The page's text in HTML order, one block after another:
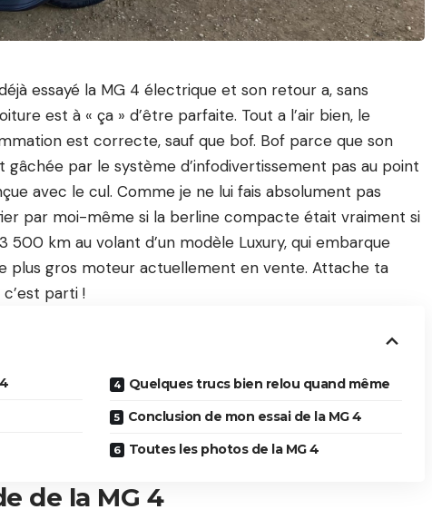
essayé la MG 4 électrique et son retour a, sans
est à « ça » d’être parfaite. Tout a l’air bien, le
est correcte, sauf que bof. Bof parce que son
par le système d’infodivertissement pas au point
avec le cul. Comme je ne lui fais absolument pas
par moi-même si la berline compacte était vraiment si
500 km au volant d’un modèle Luxury, qui embarque
plus gros moteur actuellement en vente. Attache ta
parti !
Quelques trucs bien relou quand même
Conclusion de mon essai de la MG 4
Toutes les photos de la MG 4
de la MG 4